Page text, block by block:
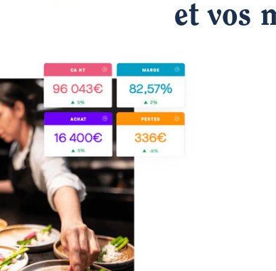
et vos